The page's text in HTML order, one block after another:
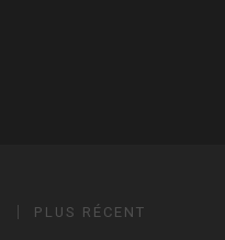
PLUS RÉCENT